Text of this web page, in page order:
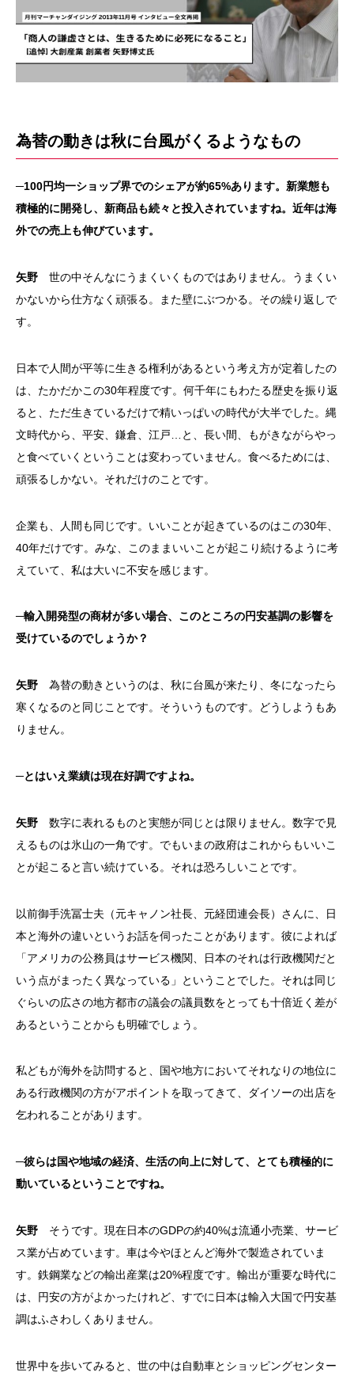
為替の動きは秋に台風がくるようなもの
─100円均一ショップ界でのシェアが約65%あります。新業態も
積極的に開発し、新商品も続々と投入されていますね。近年は海
外での売上も伸びています。
矢野 世の中そんなにうまくいくものではありません。うまくい
かないから仕方なく頑張る。また壁にぶつかる。その繰り返しで
す。
日本で人間が平等に生きる権利があるという考え方が定着したの
は、たかだかこの30年程度です。何千年にもわたる歴史を振り返
ると、ただ生きているだけで精いっぱいの時代が大半でした。縄
文時代から、平安、鎌倉、江戸…と、長い間、もがきながらやっ
と食べていくということは変わっていません。食べるためには、
頑張るしかない。それだけのことです。
企業も、人間も同じです。いいことが起きているのはこの30年、
40年だけです。みな、このままいいことが起こり続けるように考
えていて、私は大いに不安を感じます。
─輸入開発型の商材が多い場合、このところの円安基調の影響を
受けているのでしょうか？
矢野 為替の動きというのは、秋に台風が来たり、冬になったら
寒くなるのと同じことです。そういうものです。どうしようもあ
りません。
─とはいえ業績は現在好調ですよね。
矢野 数字に表れるものと実態が同じとは限りません。数字で見
えるものは氷山の一角です。でもいまの政府はこれからもいいこ
とが起こると言い続けている。それは恐ろしいことです。
以前御手洗冨士夫（元キャノン社長、元経団連会長）さんに、日
本と海外の違いというお話を伺ったことがあります。彼によれば
「アメリカの公務員はサービス機関、日本のそれは行政機関だと
いう点がまったく異なっている」ということでした。それは同じ
ぐらいの広さの地方都市の議会の議員数をとっても十倍近く差が
あるということからも明確でしょう。
私どもが海外を訪問すると、国や地方においてそれなりの地位に
ある行政機関の方がアポイントを取ってきて、ダイソーの出店を
乞われることがあります。
─彼らは国や地域の経済、生活の向上に対して、とても積極的に
動いているということですね。
矢野 そうです。現在日本のGDPの約40%は流通小売業、サービ
ス業が占めています。車は今やほとんど海外で製造されていま
す。鉄鋼業などの輸出産業は20%程度です。輸出が重要な時代に
は、円安の方がよかったけれど、すでに日本は輸入大国で円安基
調はふさわしくありません。
世界中を歩いてみると、世の中は自動車とショッピングセンター